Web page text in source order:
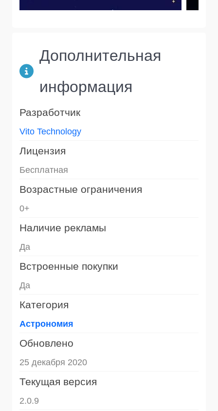
Дополнительная
информация
Разработчик
Vito Technology
Лицензия
Бесплатная
Возрастные ограничения
0+
Наличие рекламы
Да
Встроенные покупки
Да
Категория
Астрономия
Обновлено
25 декабря 2020
Текущая версия
2.0.9